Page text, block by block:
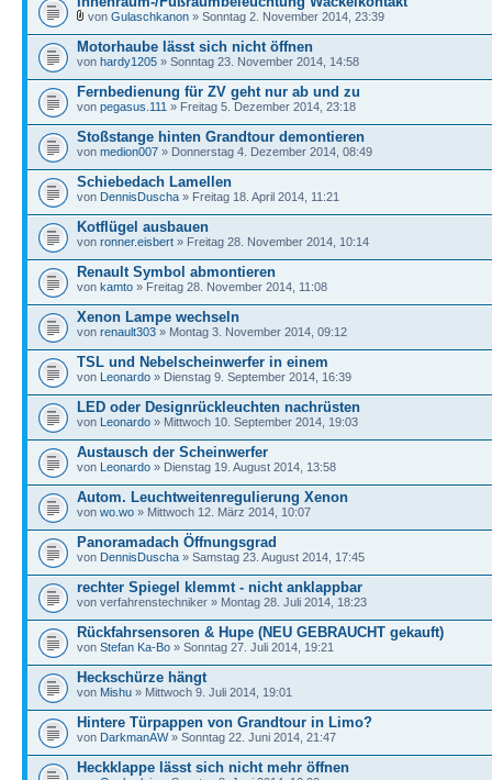
von Gulaschkanon » Sonntag 2. November 2014, 23:39
Motorhaube lässt sich nicht öffnen
von hardy1205 » Sonntag 23. November 2014, 14:58
Fernbedienung für ZV geht nur ab und zu
von pegasus.111 » Freitag 5. Dezember 2014, 23:18
Stoßstange hinten Grandtour demontieren
von medion007 » Donnerstag 4. Dezember 2014, 08:49
Schiebedach Lamellen
von DennisDuscha » Freitag 18. April 2014, 11:21
Kotflügel ausbauen
von ronner.eisbert » Freitag 28. November 2014, 10:14
Renault Symbol abmontieren
von kamto » Freitag 28. November 2014, 11:08
Xenon Lampe wechseln
von renault303 » Montag 3. November 2014, 09:12
TSL und Nebelscheinwerfer in einem
von Leonardo » Dienstag 9. September 2014, 16:39
LED oder Designrückleuchten nachrüsten
von Leonardo » Mittwoch 10. September 2014, 19:03
Austausch der Scheinwerfer
von Leonardo » Dienstag 19. August 2014, 13:58
Autom. Leuchtweitenregulierung Xenon
von wo.wo » Mittwoch 12. März 2014, 10:07
Panoramadach Öffnungsgrad
von DennisDuscha » Samstag 23. August 2014, 17:45
rechter Spiegel klemmt - nicht anklappbar
von verfahrenstechniker » Montag 28. Juli 2014, 18:23
Rückfahrsensoren & Hupe (NEU GEBRAUCHT gekauft)
von Stefan Ka-Bo » Sonntag 27. Juli 2014, 19:21
Heckschürze hängt
von Mishu » Mittwoch 9. Juli 2014, 19:01
Hintere Türpappen von Grandtour in Limo?
von DarkmanAW» Sonntag 22. Juni 2014, 21:47
Heckklappe lässt sich nicht mehr öffnen